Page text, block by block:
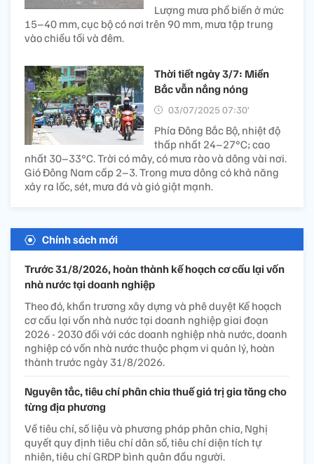
Lượng mưa phổ biến ở mức
15–40 mm, cục bộ có nơi trên 90 mm, mưa tập trung
vào chiều tối và đêm.
Thời tiết ngày 3/7: Miền
Bắc vẫn nắng nóng
03/07/2025 07:30’
Phía Đông Bắc Bộ, nhiệt độ
thấp nhất 24–27°C; cao
nhất 30–33°C. Trời có mây, có mưa rào và dông vài nơi.
Gió Đông Nam cấp 2–3. Trong mưa dông có khả năng
xảy ra lốc, sét, mưa đá và gió giật mạnh.
Chính sách mới
Trước 31/8/2026, hoàn thành kế hoạch cơ cấu lại vốn
nhà nước tại doanh nghiệp
Theo đó, khẩn trương xây dựng và phê duyệt Kế hoạch
cơ cấu lại vốn nhà nước tại doanh nghiệp giai đoạn
2026 - 2030 đối với các doanh nghiệp nhà nước, doanh
nghiệp có vốn nhà nước thuộc phạm vi quản lý, hoàn
thành trước ngày 31/8/2026.
Nguyên tắc, tiêu chí phân chia thuế giá trị gia tăng cho
từng địa phương
Về tiêu chí, số liệu và phương pháp phân chia, Nghị
quyết quy định tiêu chí dân số, tiêu chí diện tích tự
nhiên, tiêu chí GRDP bình quân đầu người.